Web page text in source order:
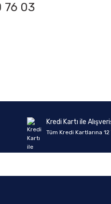
76 03
Kredi Kartı ile
Tüm Kredi Kartlarına